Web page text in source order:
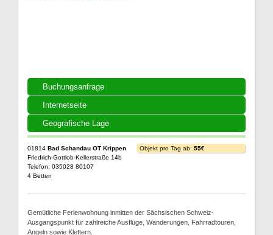
Buchungsanfrage
Internetseite
Geografische Lage
01814 Bad Schandau OT Krippen
Friedrich-Gottlob-Kellerstraße 14b
Telefon: 035028 80107
4 Betten
Objekt pro Tag ab: 55€
Gemütliche Ferienwohnung inmitten der Sächsischen Schweiz-
Ausgangspunkt für zahlreiche Ausflüge, Wanderungen, Fahrradtouren,
Angeln sowie Klettern.